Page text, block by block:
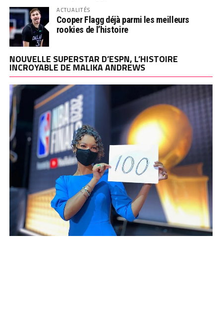
ACTUALITÉS
Cooper Flagg déjà parmi les meilleurs
rookies de l’histoire
NOUVELLE SUPERSTAR D’ESPN, L’HISTOIRE
INCROYABLE DE MALIKA ANDREWS